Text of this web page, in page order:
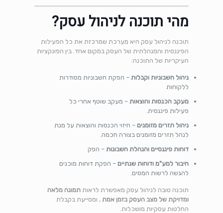
מהי תוכנה לניהול עסק?
תוכנה לניהול עסק היא מערכת שמרכזת את כל הפעילות
הפיננסית והמנהלתית של העסק במקום אחד. בין הפונקציות
העיקריות של התוכנה:
ניהול חשבוניות וקבלות – הפקת חשבוניות מסודרות
ללקוחות
מעקב הכנסות והוצאות – מעקב שוטף אחרי כל
פעילות פיננסית.
ניהול תזרים מזומנים – חיזוי הכנסות והוצאות על מנת
לנהל תזרים מזומנים בצורה חכמה.
דוחות פיננסיים והנהלת חשבונות – הפק
חיבור למע"מ ודוחות שנתיים – הפקת דוחות מוכנים
להגשה לרשות המסים.
תוכנה טובה לניהול עסק מאפשרת לראותתמונה מלאה
ומדויקת של מצב העסק בזמן אמת, ומסייעת בקבלת
החלטות עסקיות מושכלות.